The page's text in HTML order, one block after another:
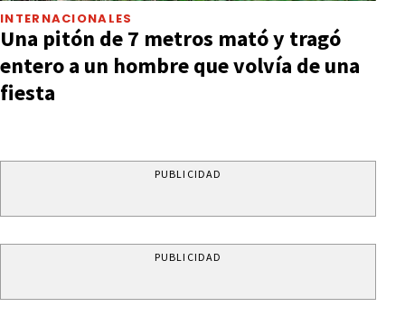
INTERNACIONALES
Una pitón de 7 metros mató y tragó
entero a un hombre que volvía de una
fiesta
PUBLICIDAD
PUBLICIDAD